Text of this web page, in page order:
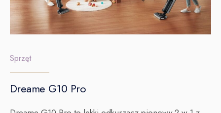
Sprzęt
Dreame G10 Pro